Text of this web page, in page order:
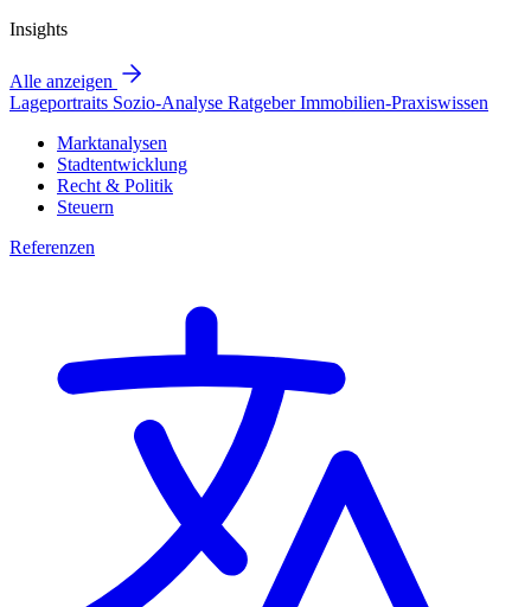
Insights
Alle anzeigen
Lageportraits Sozio-Analyse RatgeberImmobilien-Praxiswissen
Marktanalysen
Stadtentwicklung
Recht & Politik
Steuern
Referenzen